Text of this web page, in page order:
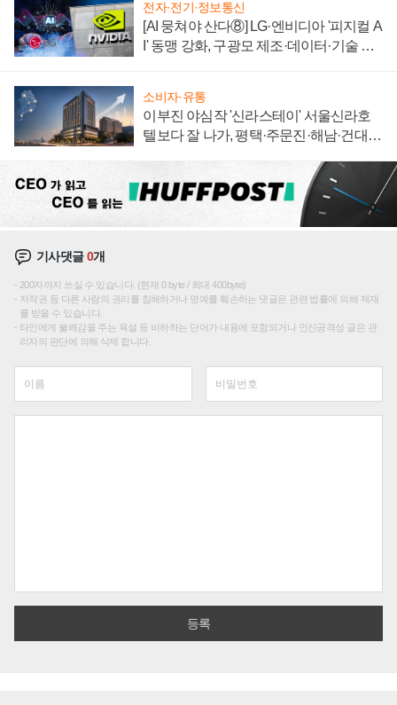
전자·전기·정보통신
[AI 뭉쳐야 산다⑧] LG·엔비디아 '피지컬 A
I' 동맹 강화, 구광모 제조·데이터·기술 결
소비자·유통
이부진 야심작 '신라스테이' 서울신라호
텔보다 잘 나가, 평택·주문진·해남·건대로
기사댓글0개
200자까지 쓰실 수 있습니다. (현재 0 byte / 최대 400byte)
저작권 등 다른 사람의 권리를 침해하거나 명예를 훼손하는 댓글은 관련 법률에 의해 제재
를 받을 수 있습니다.
타인에게 불쾌감을 주는 욕설 등 비하하는 단어가 내용에 포함되거나 인신공격성 글은 관
리자의 판단에 의해 삭제 합니다.